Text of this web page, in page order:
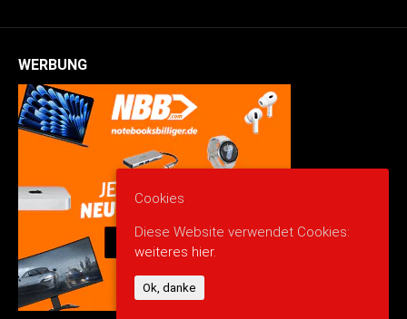
WERBUNG
Cookies
Diese Website verwendet Cookies:
weiteres hier.
Ok, danke